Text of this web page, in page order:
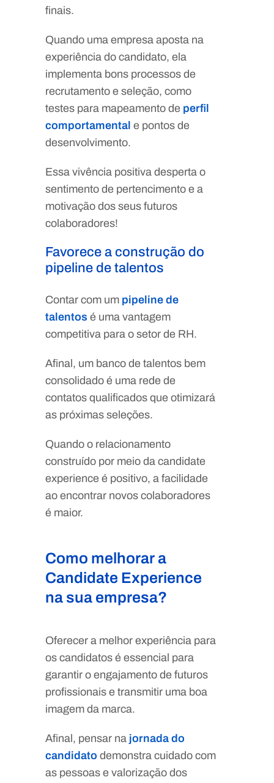
finais.
Quando uma empresa aposta na
experiência do candidato, ela
implementa bons processos de
recrutamento e seleção, como
testes para mapeamento de perfil
comportamental e pontos de
desenvolvimento.
Essa vivência positiva desperta o
sentimento de pertencimento e a
motivação dos seus futuros
colaboradores!
Favorece a construção do
pipeline de talentos
Contar com um pipeline de
talentos é uma vantagem
competitiva para o setor de RH.
Afinal, um banco de talentos bem
consolidado é uma rede de
contatos qualificados que otimizará
as próximas seleções.
Quando o relacionamento
construído por meio da candidate
experience é positivo, a facilidade
ao encontrar novos colaboradores
é maior.
Como melhorar a
Candidate Experience
na sua empresa?
Oferecer a melhor experiência para
os candidatos é essencial para
garantir o engajamento de futuros
profissionais e transmitir uma boa
imagem da marca.
Afinal, pensar na jornada do
candidato demonstra cuidado com
as pessoas e valorização dos